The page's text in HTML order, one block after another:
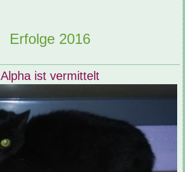
Erfolge 2016
Alpha ist vermittelt